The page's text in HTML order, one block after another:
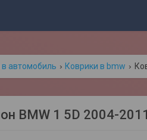
в автомобиль Коврики в bmw
BMW 1 5D 2004-